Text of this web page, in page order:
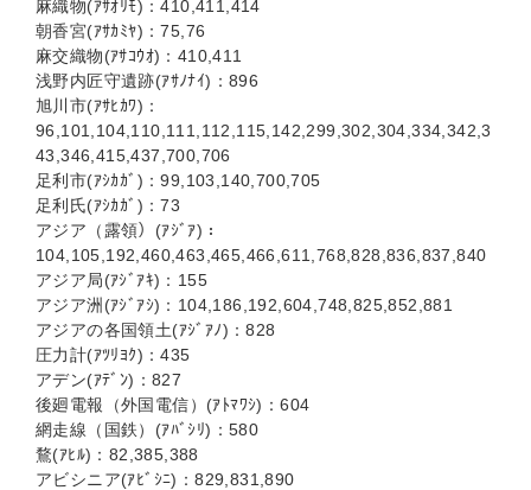
麻織物(ｱｻｵﾘﾓ)：410,411,414
朝香宮(ｱｻｶﾐﾔ)：75,76
麻交織物(ｱｻｺｳｵ)：410,411
浅野内匠守遺跡(ｱｻﾉﾅｲ)：896
旭川市(ｱｻﾋｶﾜ)：
96,101,104,110,111,112,115,142,299,302,304,334,342,3
43,346,415,437,700,706
足利市(ｱｼｶｶﾞ)：99,103,140,700,705
足利氏(ｱｼｶｶﾞ)：73
アジア（露領）(ｱｼﾞｱ)：
104,105,192,460,463,465,466,611,768,828,836,837,840
アジア局(ｱｼﾞｱｷ)：155
アジア洲(ｱｼﾞｱｼ)：104,186,192,604,748,825,852,881
アジアの各国領土(ｱｼﾞｱﾉ)：828
圧力計(ｱﾂﾘﾖｸ)：435
アデン(ｱﾃﾞﾝ)：827
後廻電報（外国電信）(ｱﾄﾏﾜｼ)：604
網走線（国鉄）(ｱﾊﾞｼﾘ)：580
鶩(ｱﾋﾙ)：82,385,388
アビシニア(ｱﾋﾞｼﾆ)：829,831,890